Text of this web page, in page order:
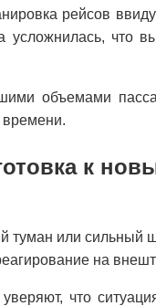
рейсов
что
объемами
времени.
к
или сильный
на
что